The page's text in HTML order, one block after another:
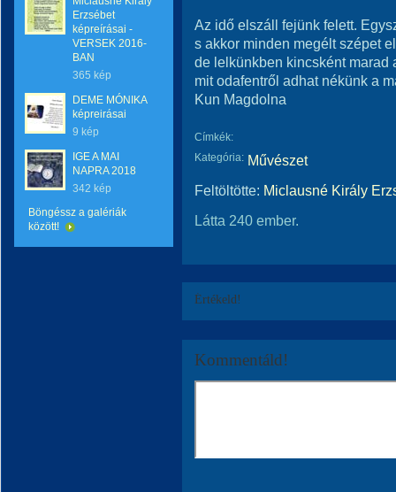
Erzsébet
képreírásai -
VERSEK 2016-
BAN
365 kép
DEME MÓNIKA
képreirásai
9 kép
IGE A MAI
NAPRA 2018
342 kép
Böngéssz a galériák
között!
Az idő elszáll fejünk felett.
s akkor minden megélt szépet
de lelkünkben kincsként marad
mit odafentről adhat nékünk a
Kun Magdolna
Címkék:
Kategória: Művészet
Feltöltötte: Miclausné Király
Látta 240 ember.
Értékeld!
Kommentáld!